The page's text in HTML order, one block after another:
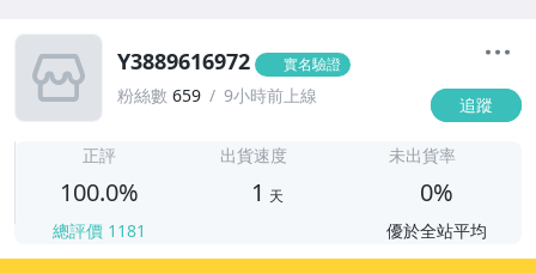
Y3889616972 實名驗證
粉絲數 659 9小時前上線 追蹤
正評
100.0%
總評價 1181
出貨速度
1 天
未出貨率
0%
優於全站平均